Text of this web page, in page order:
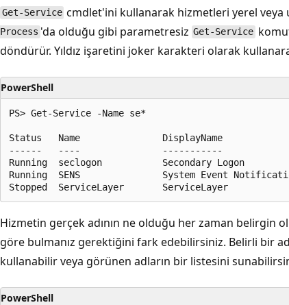
Get-Service cmdlet'ini kullanarak hizmetleri yerel veya
Process 'da olduğu gibi parametresiz Get-Service
döndürür. Yıldız işaretini joker karakteri olarak
PowerShell
PS> Get-Service -Name se*
Status   Name               DisplayName
------   ----               -----------
Running  seclogon           Secondary Logon
Running  SENS               System Event
Hizmetin gerçek adının ne olduğu her zaman belirgin
göre bulmanız gerektiğini fark edebilirsiniz. Belirli bir
kullanabilir veya görünen adların bir listesini
PowerShell